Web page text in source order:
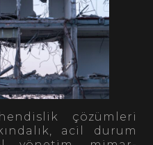
çözümleri
acil durum